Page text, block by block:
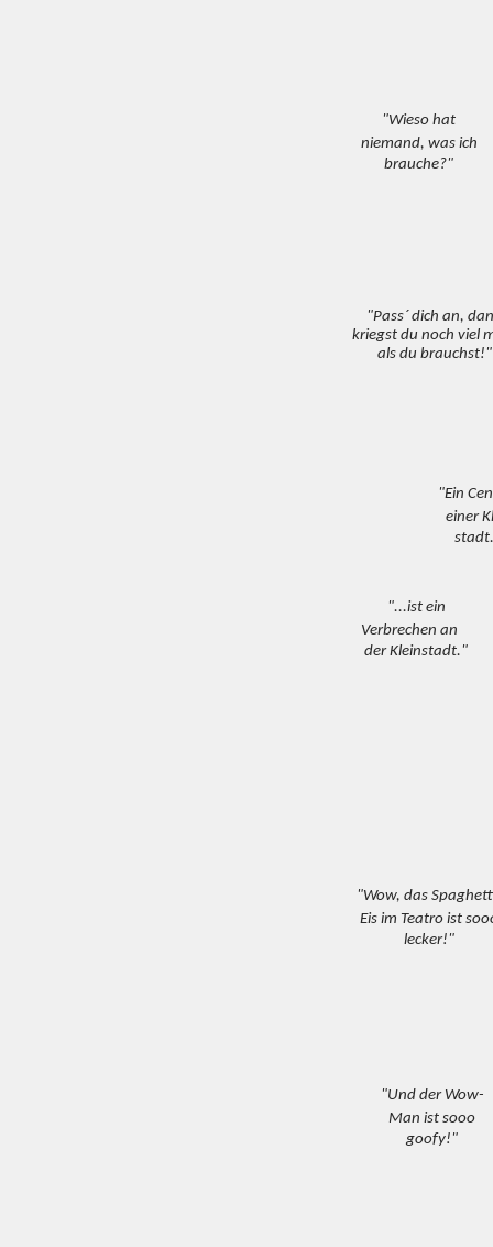
"Wieso hat
niemand, was ich
brauche?"
"Pass´ dich an,
kriegst du noch viel
als du brauchst!"
"Ein
einer
"...ist ein
Verbrechen an
der Kleinstadt."
"Wow, das
Eis im Teatro ist
lecker!"
"Und der Wow-
Man ist sooo
goofy!"